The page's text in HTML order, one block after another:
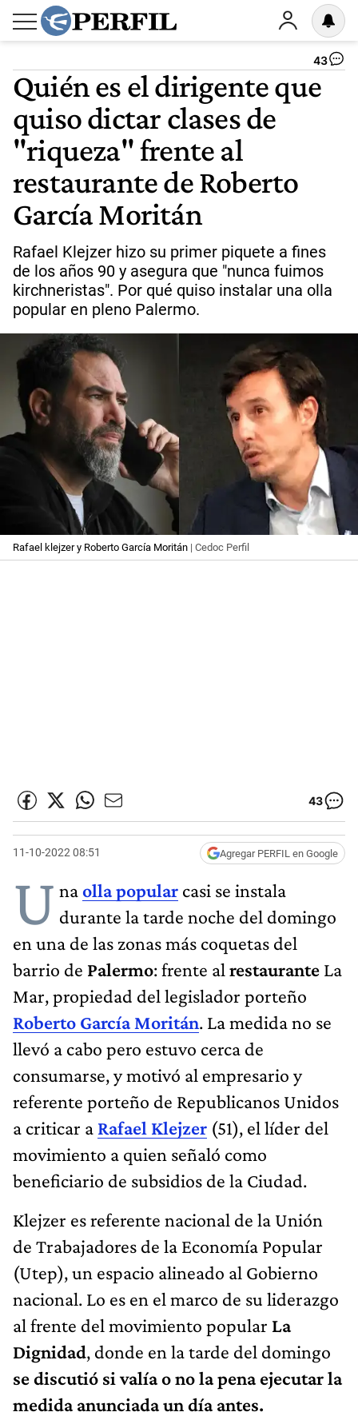
43
Quién es el dirigente que
quiso dictar clases de
"riqueza" frente al
restaurante de Roberto
García Moritán
Rafael Klejzer hizo su primer piquete a fines
de los años 90 y asegura que "nunca fuimos
kirchneristas". Por qué quiso instalar una olla
popular en pleno Palermo.
Rafael klejzer y Roberto García Moritán | Cedoc Perfil
43
11-10-2022 08:51 Agregar PERFIL en Google
U naolla popular casi se instala
durante la tarde noche del domingo
en una de las zonas más coquetas del
barrio de Palermo: frente al restaurante La
Mar, propiedad del legislador porteño
Roberto García Moritán. La medida no se
llevó a cabo pero estuvo cerca de
consumarse, y motivó al empresario y
referente porteño de Republicanos Unidos
a criticar a Rafael Klejzer (51), el líder del
movimiento a quien señaló como
beneficiario de subsidios de la Ciudad.
Klejzer es referente nacional de la Unión
de Trabajadores de la Economía Popular
(Utep), un espacio alineado al Gobierno
nacional. Lo es en el marco de su liderazgo
al frente del movimiento popular La
Dignidad, donde en la tarde del domingo
se discutió si valía o no la pena ejecutar la
medida anunciada un día antes.